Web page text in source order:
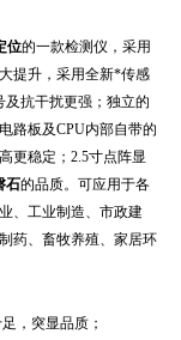
位的一款检测仪，采用
提升，采用全新*传感
及抗干扰更强；独立的
路板及CPU内部自带的
更稳定；2.5寸点阵显
石的品质。可应用于各
、工业制造、市政建
药、畜牧养殖、家居环
，突显品质；